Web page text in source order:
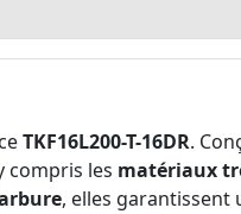
TKF16L200-T-16DR.
compris les matériaux
, elles